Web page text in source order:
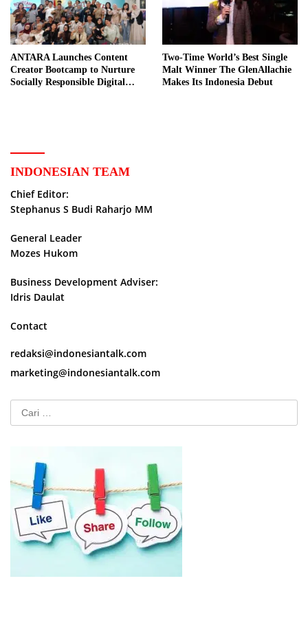
ANTARA Launches Content
Creator Bootcamp to Nurture
Socially Responsible Digital
Two-Time World’s Best Single
Malt Winner The GlenAllachie
Makes Its Indonesia Debut
INDONESIAN TEAM
Chief Editor:
Stephanus S Budi Raharjo MM
General Leader
Mozes Hukom
Business Development Adviser:
Idris Daulat
Contact
redaksi@indonesiantalk.com
marketing@indonesiantalk.com
Cari
untuk: